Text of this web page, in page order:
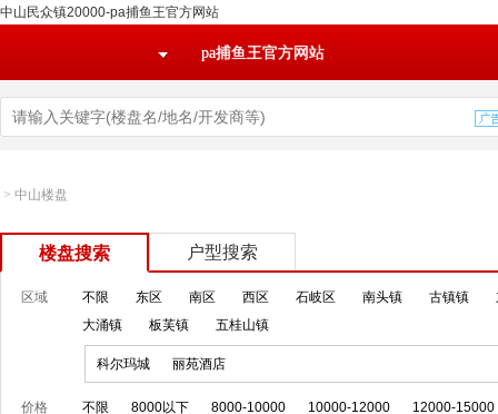
中山民众镇20000-pa捕鱼王官方网站
pa捕鱼王官方网站
> 中山楼盘
楼盘搜索 户型搜索
区域 不限 东区 南区 西区 石岐区 南头镇 古镇镇
大涌镇
板芙镇 五桂山镇
科尔玛城 丽苑酒店
价格 不限 8000以下 8000-10000 10000-12000 12000-15000